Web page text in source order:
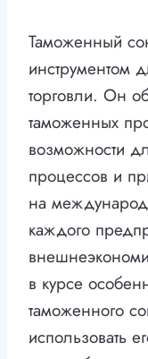
Таможенный
инструментом
торговли. Он
таможенных
возможности
процессов и
на
каждого
в курсе
таможенного
использовать